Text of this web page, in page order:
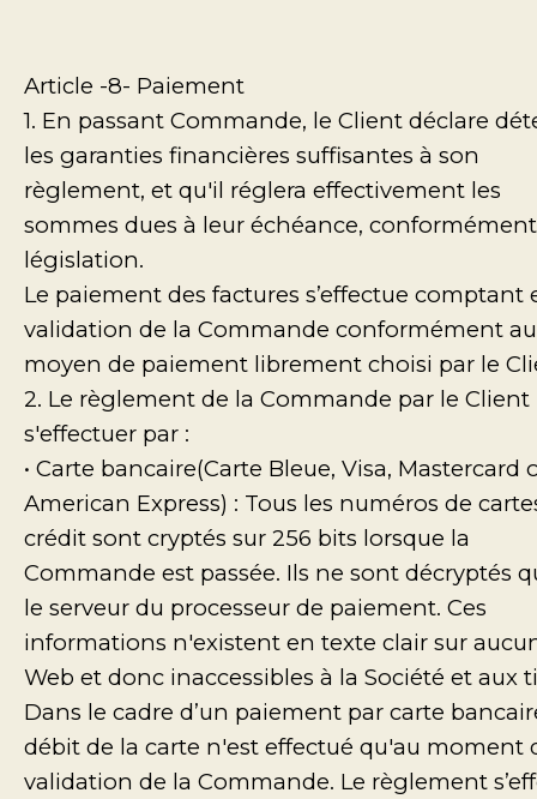
Article -8- Paiement
1. En passant Commande, le Client déclare
les garanties financières suffisantes à son
règlement, et qu'il réglera effectivement les
sommes dues à leur échéance,
législation.
Le paiement des factures s’effectue comptant
validation de la Commande conformément au
moyen de paiement librement choisi par le
2. Le règlement de la Commande par le Client
s'effectuer par :
• Carte bancaire(Carte Bleue, Visa, Mastercard
American Express) : Tous les numéros de
crédit sont cryptés sur 256 bits lorsque la
Commande est passée. Ils ne sont décryptés
le serveur du processeur de paiement. Ces
informations n'existent en texte clair sur
Web et donc inaccessibles à la Société et aux
Dans le cadre d’un paiement par carte
débit de la carte n'est effectué qu'au moment
validation de la Commande. Le règlement